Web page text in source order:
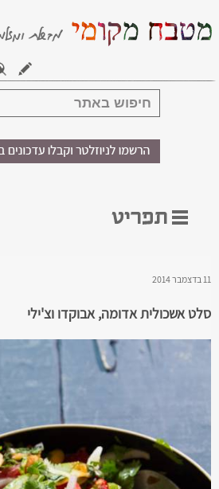
11 בדצמבר 2014
סלט אשכולית אדומה, אבוקדו וצ'ילי